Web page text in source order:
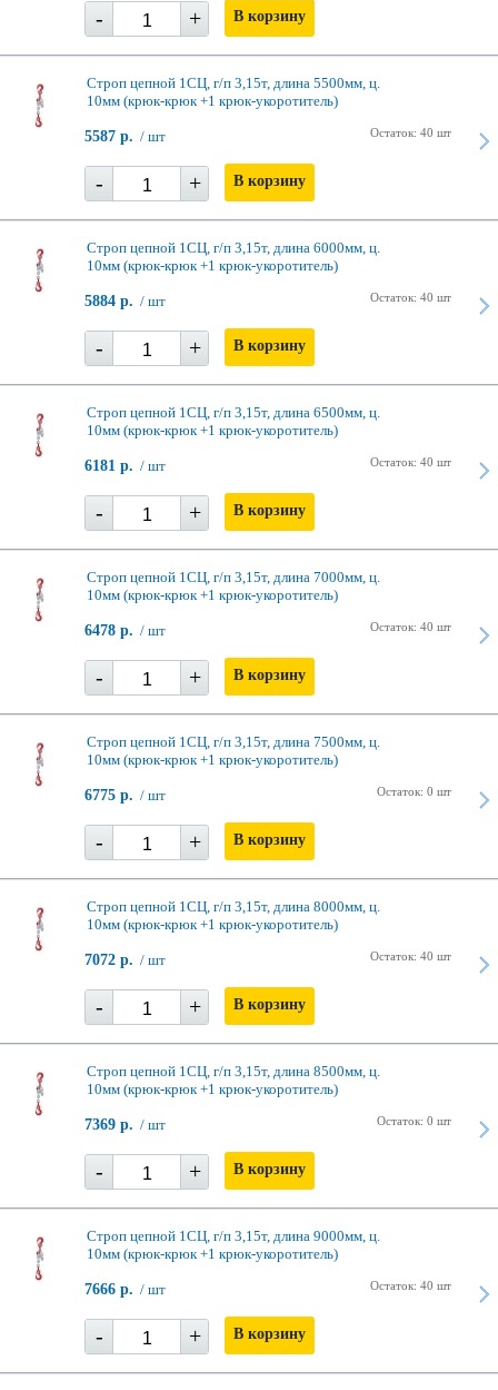
- + В корзину
Строп цепной 1СЦ, г/п 3,15т, длина 5500мм, ц.
10мм (крюк-крюк +1 крюк-укоротитель)
Остаток: 40 шт
5587 р. / шт
- + В корзину
Строп цепной 1СЦ, г/п 3,15т, длина 6000мм, ц.
10мм (крюк-крюк +1 крюк-укоротитель)
Остаток: 40 шт
5884 р. / шт
- + В корзину
Строп цепной 1СЦ, г/п 3,15т, длина 6500мм, ц.
10мм (крюк-крюк +1 крюк-укоротитель)
Остаток: 40 шт
6181 р. / шт
- + В корзину
Строп цепной 1СЦ, г/п 3,15т, длина 7000мм, ц.
10мм (крюк-крюк +1 крюк-укоротитель)
Остаток: 40 шт
6478 р. / шт
- + В корзину
Строп цепной 1СЦ, г/п 3,15т, длина 7500мм, ц.
10мм (крюк-крюк +1 крюк-укоротитель)
Остаток: 0 шт
6775 р. / шт
- + В корзину
Строп цепной 1СЦ, г/п 3,15т, длина 8000мм, ц.
10мм (крюк-крюк +1 крюк-укоротитель)
Остаток: 40 шт
7072 р. / шт
- + В корзину
Строп цепной 1СЦ, г/п 3,15т, длина 8500мм, ц.
10мм (крюк-крюк +1 крюк-укоротитель)
Остаток: 0 шт
7369 р. / шт
- + В корзину
Строп цепной 1СЦ, г/п 3,15т, длина 9000мм, ц.
10мм (крюк-крюк +1 крюк-укоротитель)
Остаток: 40 шт
7666 р. / шт
- + В корзину